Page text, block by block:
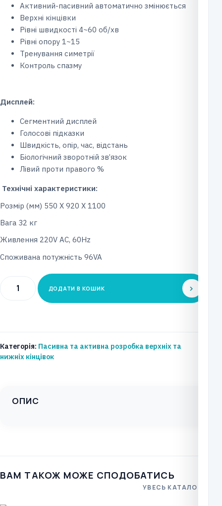
Активний-пасивний автоматично змінюється
Верхні кінцівки
Рівні швидкості 4~60 об/хв
Рівні опору 1~15
Тренування симетрії
Контроль спазму
Дисплей:
Сегментний дисплей
Голосові підказки
Швидкість, опір, час, відстань
Біологічний зворотній зв’язок
Лівий проти правого %
Технічні характеристики:
Розмір (мм) 550 X 920 X 1100
Вага 32 кг
Живлення 220V AC, 60Hz
Споживана потужність 96VA
Механотерапевтичний
пасивної
ДОДАТИ В КОШИК
Категорія: Пасивна та активна розробка верхніх та
нижніх кінцівок
ОПИС
ВАМ ТАКОЖ МОЖЕ СПОДОБАТИСЬ
УВЕСЬ КАТАЛОГ